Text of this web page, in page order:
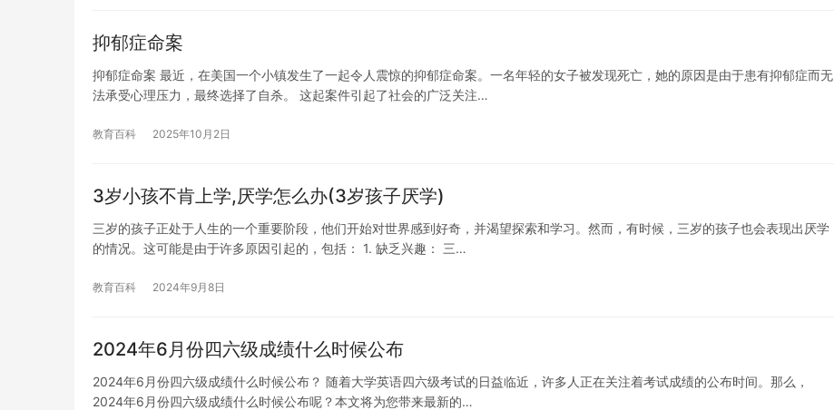
抑郁症命案
抑郁症命案 最近，在美国一个小镇发生了一起令人震惊的抑郁症命案。一名年轻的女子被发现死亡，她的原因是由于患有抑郁症而无
法承受心理压力，最终选择了自杀。 这起案件引起了社会的广泛关注…
教育百科 2025年10月2日
3岁小孩不肯上学,厌学怎么办(3岁孩子厌学)
三岁的孩子正处于人生的一个重要阶段，他们开始对世界感到好奇，并渴望探索和学习。然而，有时候，三岁的孩子也会表现出厌学
的情况。这可能是由于许多原因引起的，包括： 1. 缺乏兴趣： 三…
教育百科 2024年9月8日
2024年6月份四六级成绩什么时候公布
2024年6月份四六级成绩什么时候公布？ 随着大学英语四六级考试的日益临近，许多人正在关注着考试成绩的公布时间。那么，
2024年6月份四六级成绩什么时候公布呢？本文将为您带来最新的…